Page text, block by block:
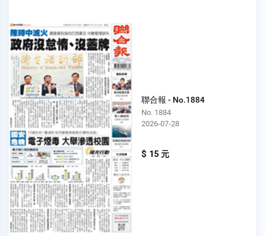
聯合報 - No.1884
No. 1884
2026-07-28
$ 15 元